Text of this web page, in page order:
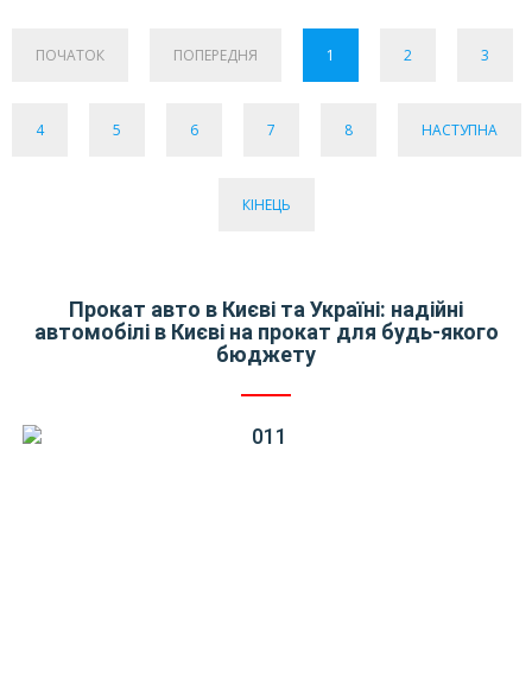
ПОЧАТОК ПОПЕРЕДНЯ 1 2 3
4 5 6 7 8 НАСТУПНА
КІНЕЦЬ
Прокат авто в Києві та Україні: надійні
автомобілі в Києві на прокат для будь-якого
бюджету